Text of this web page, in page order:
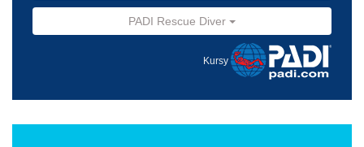
PADI Rescue Diver
Kursy